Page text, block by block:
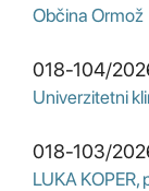
Občina Ormož
018-104/
Univerzitetni
018-103/
LUKA